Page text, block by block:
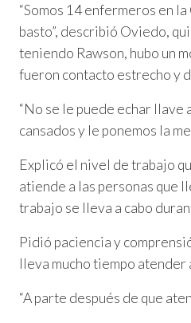
“Somos 14 enfermeros en
basto”, describió Oviedo,
teniendo Rawson, hubo un
fueron contacto estrecho y
“No se le puede echar llave
cansados y le ponemos la
Explicó el nivel de trabajo
atiende a las personas que
trabajo se lleva a cabo
Pidió paciencia y
lleva mucho tiempo
“A parte después de que